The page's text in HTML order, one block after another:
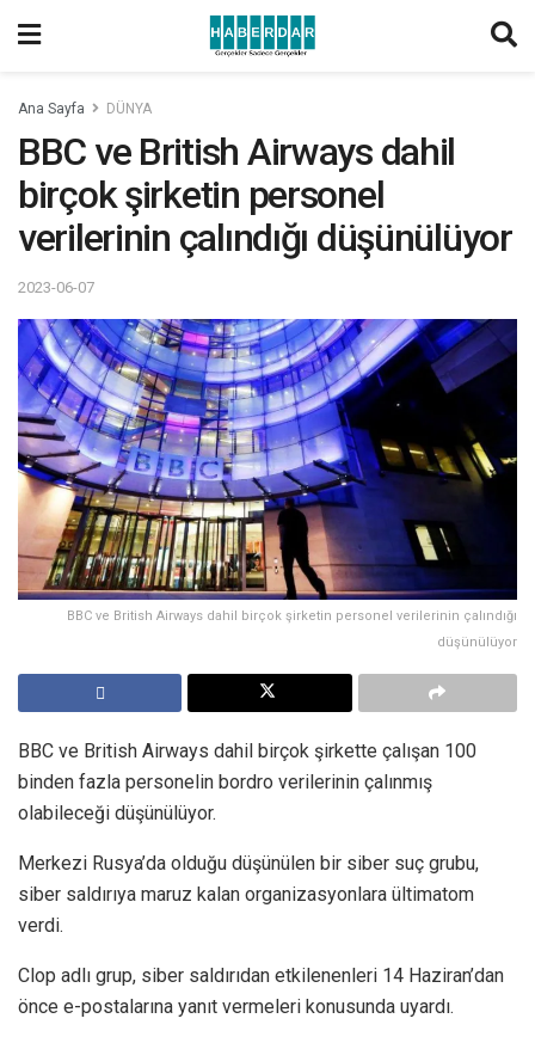
Ana Sayfa DÜNYA
BBC ve British Airways dahil
birçok şirketin personel
verilerinin çalındığı düşünülüyor
2023-06-07
BBC ve British Airways dahil birçok şirketin personel verilerinin çalındığı
düşünülüyor
BBC ve British Airways dahil birçok şirkette çalışan 100
binden fazla personelin bordro verilerinin çalınmış
olabileceği düşünülüyor.
Merkezi Rusya’da olduğu düşünülen bir siber suç grubu,
siber saldırıya maruz kalan organizasyonlara ültimatom
verdi.
Clop adlı grup, siber saldırıdan etkilenenleri 14 Haziran’dan
önce e-postalarına yanıt vermeleri konusunda uyardı.